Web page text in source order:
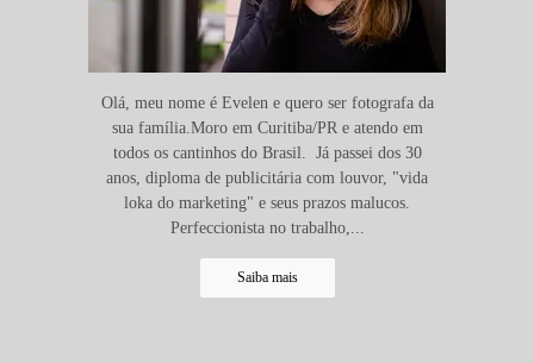
Olá, meu nome é Evelen e quero ser fotografa da
sua família.Moro em Curitiba/PR e atendo em
todos os cantinhos do Brasil. Já passei dos 30
anos, diploma de publicitária com louvor, "vida
loka do marketing" e seus prazos malucos.
Perfeccionista no trabalho,...
Saiba mais